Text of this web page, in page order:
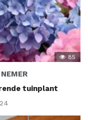
85
tuinplant